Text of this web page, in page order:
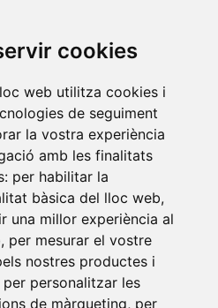
cookies
web utilitza cookies i
de seguiment
la vostra experiència
amb les finalitats
per habilitar la
bàsica del lloc web,
una millor experiència al
, per mesurar el vostre
nostres productes i
per personalitzar les
de màrqueting, per
• Universitat d'Alacant
Autònoma de Barcelona
Universitat CEU Cardenal Herrera
Universitat de les Illes Balears
•Universitat Jaume I
Miguel Hernández d'Elx